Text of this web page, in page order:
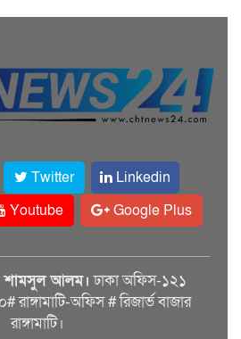
Twitter
Linkedin
Youtube Google Plus
আলম। ঢাকা অফিস-১২১
রাঙ্গামাটি-অফিস # রিজার্ভ বাজার
রাঙ্গামাটি।